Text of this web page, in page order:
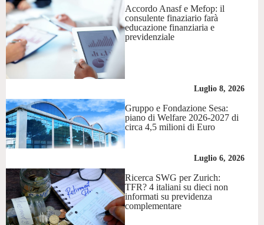
Accordo Anasf e Mefop: il
consulente finaziario farà
educazione finanziaria e
previdenziale
Luglio 8, 2026
Gruppo e Fondazione Sesa:
piano di Welfare 2026-2027 di
circa 4,5 milioni di Euro
Luglio 6, 2026
Ricerca SWG per Zurich:
TFR? 4 italiani su dieci non
informati su previdenza
complementare